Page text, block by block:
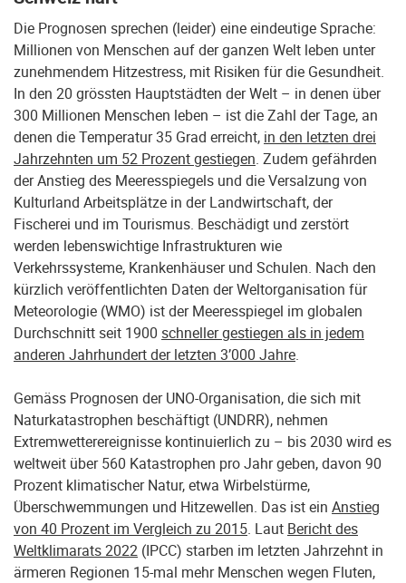
Die Prognosen sprechen (leider) eine eindeutige Sprache:
Millionen von Menschen auf der ganzen Welt leben unter
zunehmendem Hitzestress, mit Risiken für die Gesundheit.
In den 20 grössten Hauptstädten der Welt – in denen über
300 Millionen Menschen leben – ist die Zahl der Tage, an
denen die Temperatur 35 Grad erreicht, in den letzten drei
Jahrzehnten um 52 Prozent gestiegen. Zudem gefährden
der Anstieg des Meeresspiegels und die Versalzung von
Kulturland Arbeitsplätze in der Landwirtschaft, der
Fischerei und im Tourismus. Beschädigt und zerstört
werden lebenswichtige Infrastrukturen wie
Verkehrssysteme, Krankenhäuser und Schulen. Nach den
kürzlich veröffentlichten Daten der Weltorganisation für
Meteorologie (WMO) ist der Meeresspiegel im globalen
Durchschnitt seit 1900 schneller gestiegen als in jedem
anderen Jahrhundert der letzten 3’000 Jahre.
Gemäss Prognosen der UNO-Organisation, die sich mit
Naturkatastrophen beschäftigt (UNDRR), nehmen
Extremwetterereignisse kontinuierlich zu – bis 2030 wird es
weltweit über 560 Katastrophen pro Jahr geben, davon 90
Prozent klimatischer Natur, etwa Wirbelstürme,
Überschwemmungen und Hitzewellen. Das ist ein Anstieg
von 40 Prozent im Vergleich zu 2015. Laut Bericht des
Weltklimarats 2022 (IPCC) starben im letzten Jahrzehnt in
ärmeren Regionen 15-mal mehr Menschen wegen Fluten,